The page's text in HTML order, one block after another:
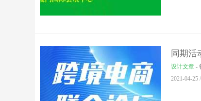
同期活
设计文章 -
2021-04-25 /